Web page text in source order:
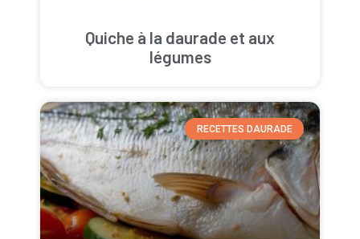
Quiche à la daurade et aux
légumes
RECETTES DAURADE